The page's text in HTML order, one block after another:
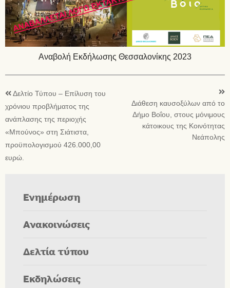
Αναβολή Εκδήλωσης Θεσσαλονίκης 2023
Δελτίο Τύπου – Επίλυση του
χρόνιου προβλήματος της
ανάπλασης της περιοχής
«Μπούνος» στη Σιάτιστα,
προϋπολογισμού 426.000,00
ευρώ.
Διάθεση καυσοξύλων από το
Δήμο Βοΐου, στους μόνιμους
κάτοικους της Κοινότητας
Νεάπολης
Ενημέρωση
Ανακοινώσεις
Δελτία τύπου
Εκδηλώσεις